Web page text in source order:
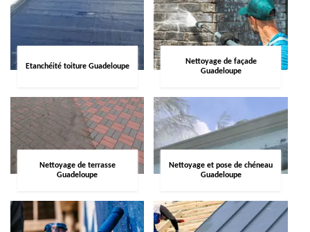
Etanchéité toiture Guadeloupe
Nettoyage de façade
Guadeloupe
Nettoyage de terrasse
Guadeloupe
Nettoyage et pose de chéneau
Guadeloupe